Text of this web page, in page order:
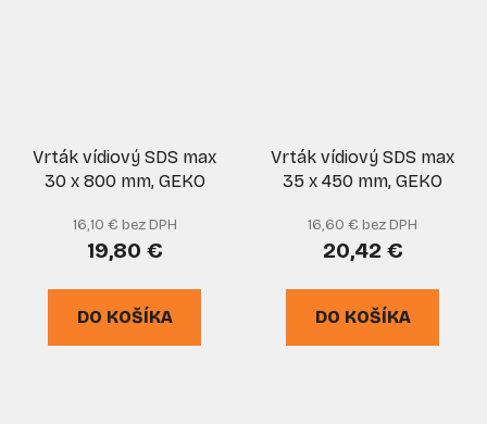
Vrták vídiový SDS max
30 x 800 mm, GEKO
16,10 € bez DPH
19,80 €
DO KOŠÍKA
Vrták vídiový SDS max
35 x 450 mm, GEKO
16,60 € bez DPH
20,42 €
DO KOŠÍKA